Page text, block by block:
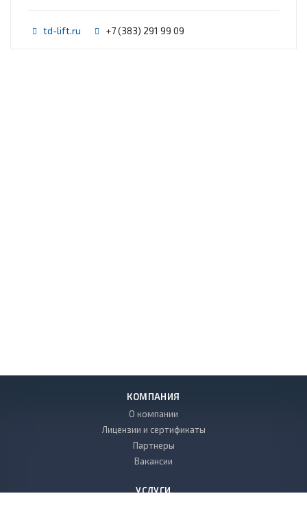
td-lift.ru +7 (383) 291 99 09
КОМПАНИЯ
О компании
Лицензии и сертификаты
Партнеры
Вакансии
УСЛУГИ